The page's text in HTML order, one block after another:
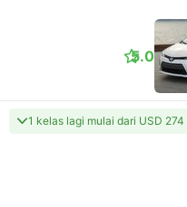
5.0
1 kelas lagi mulai dari USD 274